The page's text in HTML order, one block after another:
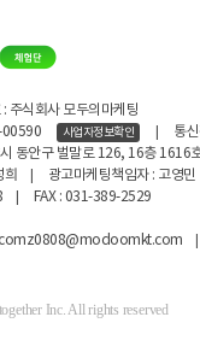
: 주식회사 모두의마케팅
00590
사업자정보확인
통
동안구 벌말로 126, 16층 1616
광고마케팅책임자 : 고영민
FAX : 031-389-2529
Inc. All rights reserved